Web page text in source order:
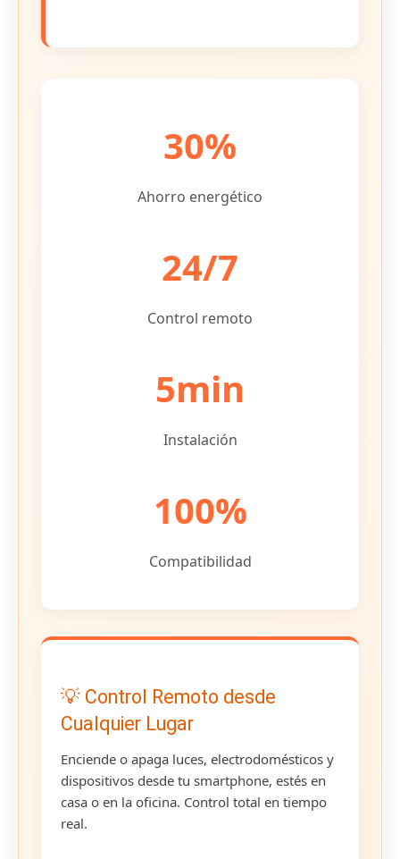
30%
Ahorro energético
24/7
Control remoto
5min
Instalación
100%
Compatibilidad
💡 Control Remoto desde
Cualquier Lugar
Enciende o apaga luces, electrodomésticos y
dispositivos desde tu smartphone, estés en
casa o en la oficina. Control total en tiempo
real.